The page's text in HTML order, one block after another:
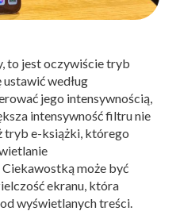
to jest oczywiście tryb
według
jego intensywnością,
intensywność filtru nie
tryb e-książki, którego
może być
ekranu, która
wyświetlanych treści.